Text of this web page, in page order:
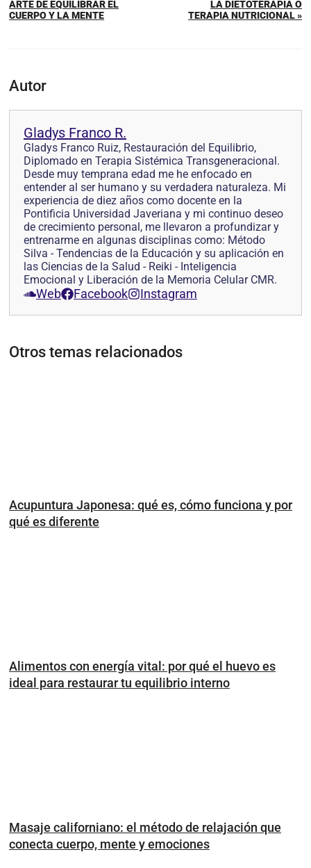
ARTE DE EQUILIBRAR EL
CUERPO Y LA MENTE
LA DIETOTERAPIA O
TERAPIA NUTRICIONAL »
Autor
Gladys Franco R.
Gladys Franco Ruiz, Restauración del Equilibrio,
Diplomado en Terapia Sistémica Transgeneracional.
Desde muy temprana edad me he enfocado en
entender al ser humano y su verdadera naturaleza. Mi
experiencia de diez años como docente en la
Pontificia Universidad Javeriana y mi continuo deseo
de crecimiento personal, me llevaron a profundizar y
entrenarme en algunas disciplinas como: Método
Silva - Tendencias de la Educación y su aplicación en
las Ciencias de la Salud - Reiki - Inteligencia
Emocional y Liberación de la Memoria Celular CMR.
Web Facebook Instagram
Otros temas relacionados
Acupuntura Japonesa: qué es, cómo funciona y por
qué es diferente
Alimentos con energía vital: por qué el huevo es
ideal para restaurar tu equilibrio interno
Masaje californiano: el método de relajación que
conecta cuerpo, mente y emociones